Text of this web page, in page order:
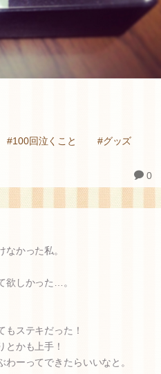
#100回泣くこと #グッズ
0
かった私。
欲しかった…。
もステキだった！
とかも上手！
ーってできたらいいなと。